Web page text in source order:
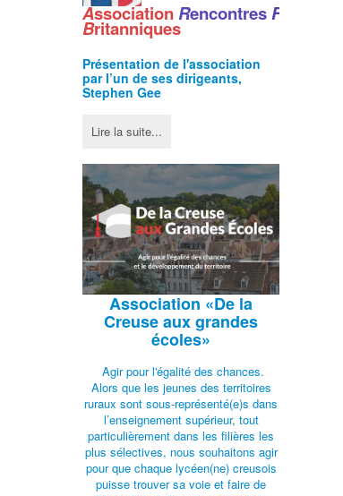
AssociationRencontresF
Britanniques
Présentation de l'association
par l’un de ses dirigeants,
Stephen Gee
Lire la suite...
Association «De la
Creuse aux grandes
écoles»
Agir pour l'égalité des chances.
Alors que les jeunes des territoires
ruraux sont sous-représenté(e)s dans
l’enseignement supérieur, tout
particulièrement dans les filières les
plus sélectives, nous souhaitons agir
pour que chaque lycéen(ne) creusois
puisse trouver sa voie et faire de